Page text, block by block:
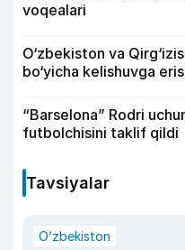
voqealari
O‘zbekiston va
bo‘yicha kelishuvga
“Barselona” Rodri
futbolchisini taklif qildi
Tavsiyalar
O‘zbekiston